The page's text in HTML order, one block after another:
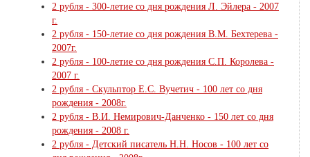
2 рубля - 300-летие со дня рождения Л. Эйлера - 2007
г.
2 рубля - 150-летие со дня рождения В.М. Бехтерева -
2007г.
2 рубля - 100-летие со дня рождения С.П. Королева -
2007 г.
2 рубля - Скульптор Е.С. Вучетич - 100 лет со дня
рождения - 2008г.
2 рубля - В.И. Немирович-Данченко - 150 лет со дня
рождения - 2008 г.
2 рубля - Детский писатель Н.Н. Носов - 100 лет со